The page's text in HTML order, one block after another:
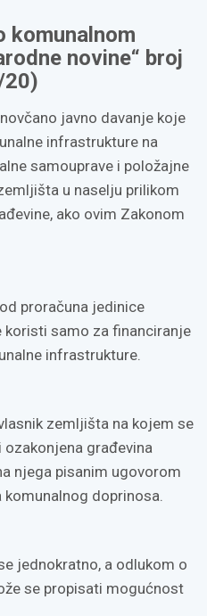
komunalnom
novine“ broj
novčano javno davanje koje
infrastrukture na
samouprave i položajne
u naselju prilikom
ako ovim Zakonom
proračuna jedinice
koristi samo za financiranje
infrastrukture.
zemljišta na kojem se
građevina
njega pisanim ugovorom
komunalnog doprinosa.
jednokratno, a odlukom o
se propisati mogućnost